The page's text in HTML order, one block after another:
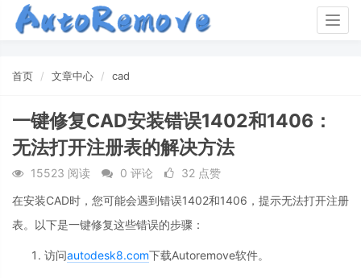
首页 文章中心 cad
一键修复CAD安装错误1402和1406：
无法打开注册表的解决方法
15523 阅读 0 评论
32 点赞
在安装CAD时，您可能会遇到错误1402和1406，提示无法打开注册
表。以下是一键修复这些错误的步骤：
访问autodesk8.com下载Autoremove软件。